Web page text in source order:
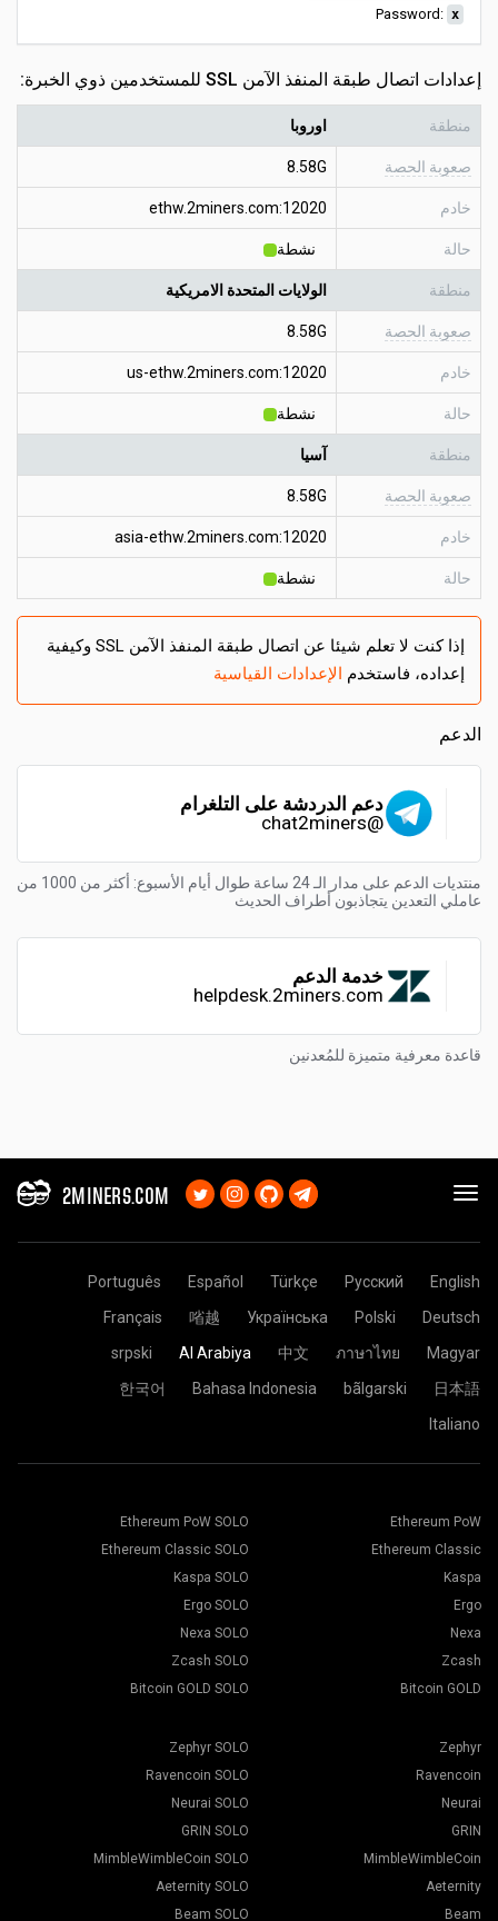
Password: x
إعدادات اتصال طبقة المنفذ الآمن SSL للمستخدمين ذوي الخبرة:
منطقة اوروبا
صعوبة الحصة 8.58G
خادم ethw.2miners.com:12020
حالة نشطة
منطقة الولايات المتحدة الامريكية
صعوبة الحصة 8.58G
خادم us-ethw.2miners.com:12020
حالة نشطة
منطقة آسيا
صعوبة الحصة 8.58G
خادم asia-ethw.2miners.com:12020
حالة نشطة
إذا كنت لا تعلم شيئا عن اتصال طبقة المنفذ الآمن SSL وكيفية
إعداده، فاستخدم الإعدادات القياسية
الدعم
دعم الدردشة على التلغرام
@chat2miners
منتديات الدعم على مدار الـ 24 ساعة طوال أيام الأسبوع: أكثر من 1000 من
عاملي التعدين يتجاذبون أطراف الحديث
خدمة الدعم
helpdesk.2miners.com
قاعدة معرفية متميزة للمُعدنين
2MINERS.COM
English
Русский
Türkçe
Español
Português
Deutsch
Polski
Українська
㗂越
Français
Magyar
ภาษาไทย
中文
Al Arabiya
srpski
日本語
bãlgarski
Bahasa Indonesia
한국어
Italiano
Ethereum PoW
Ethereum Classic
Kaspa
Ergo
Nexa
Zcash
Bitcoin GOLD
Ethereum PoW SOLO
Ethereum Classic SOLO
Kaspa SOLO
Ergo SOLO
Nexa SOLO
Zcash SOLO
Bitcoin GOLD SOLO
Zephyr
Ravencoin
Neurai
GRIN
MimbleWimbleCoin
Aeternity
Beam
Zephyr SOLO
Ravencoin SOLO
Neurai SOLO
GRIN SOLO
MimbleWimbleCoin SOLO
Aeternity SOLO
Beam SOLO